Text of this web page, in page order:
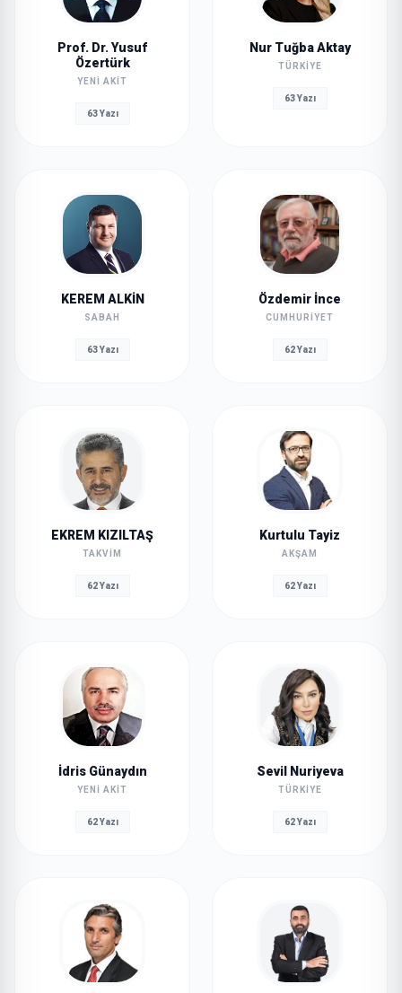
Prof. Dr. Yusuf
Özertürk
YENI AKIT
63 Yazı
Nur Tuğba Aktay
TÜRKIYE
63 Yazı
KEREM ALKİN
SABAH
63 Yazı
Özdemir İnce
CUMHURIYET
62 Yazı
EKREM KIZILTAŞ
TAKVIM
62 Yazı
Kurtulu Tayiz
AKŞAM
62 Yazı
İdris Günaydın
YENI AKIT
62 Yazı
Sevil Nuriyeva
TÜRKIYE
62 Yazı